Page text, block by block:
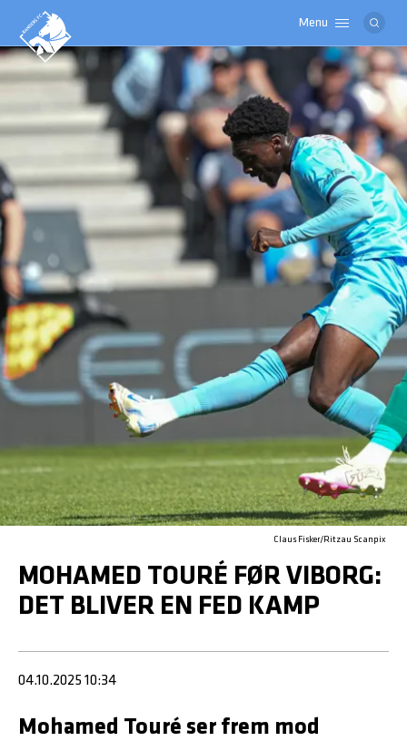
Logo
Menu
Claus Fisker/Ritzau Scanpix
MOHAMED TOURÉ FØR VIBORG:
DET BLIVER EN FED KAMP
04.10.2025 10:34
Mohamed Touré ser frem mod